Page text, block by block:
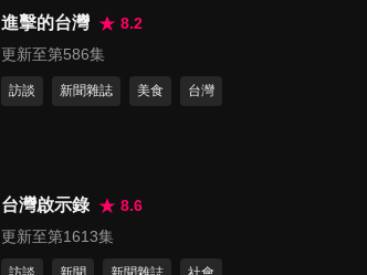
第47集 我是居家大師
47
第49集 駐顏有術的專家
進擊的台灣
8.2
更新至第586集
訪談 新聞雜誌 美食 台灣
台灣啟示錄
8.6
更新至第1613集